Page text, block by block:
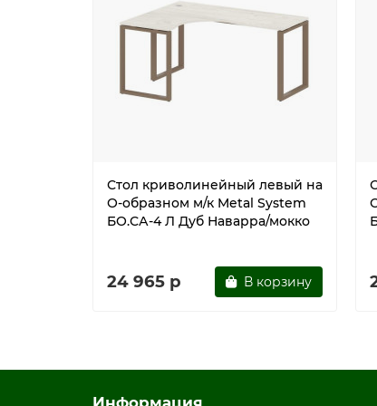
Стол криволинейный левый на
О-образном м/к Metal System
БО.СА-4 Л Дуб Наварра/мокко
24 965 р В корзину
Информация